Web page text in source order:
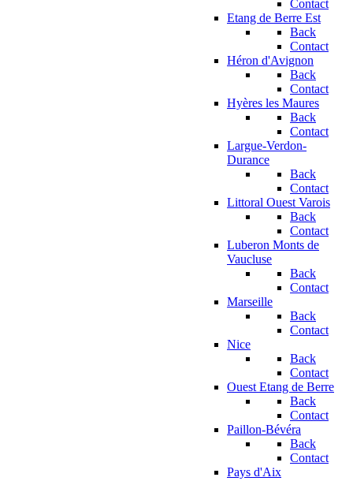
Contact
Etang de Berre Est
Back
Contact
Héron d'Avignon
Back
Contact
Hyères les Maures
Back
Contact
Largue-Verdon-
Durance
Back
Contact
Littoral Ouest Varois
Back
Contact
Luberon Monts de
Vaucluse
Back
Contact
Marseille
Back
Contact
Nice
Back
Contact
Ouest Etang de Berre
Back
Contact
Paillon-Bévéra
Back
Contact
Pays d'Aix